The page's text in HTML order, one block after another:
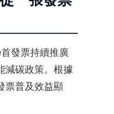
發票持續推廣
減碳政策。根據
票普及效益顯